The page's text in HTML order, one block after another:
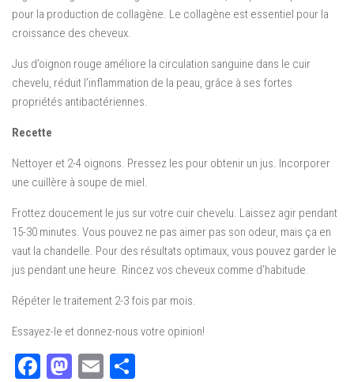
pour la production de collagène. Le collagène est essentiel pour la
croissance des cheveux.
Jus d’oignon rouge améliore la circulation sanguine dans le cuir
chevelu, réduit l’inflammation de la peau, grâce à ses fortes
propriétés antibactériennes.
Recette
Nettoyer et 2-4 oignons. Pressez les pour obtenir un jus. Incorporer
une cuillère à soupe de miel.
Frottez doucement le jus sur votre cuir chevelu. Laissez agir pendant
15-30 minutes. Vous pouvez ne pas aimer pas son odeur, mais ça en
vaut la chandelle. Pour des résultats optimaux, vous pouvez garder le
jus pendant une heure. Rincez vos cheveux comme d’habitude.
Répéter le traitement 2-3 fois par mois.
Essayez-le et donnez-nous votre opinion!
Facebook
Mastodon
Email